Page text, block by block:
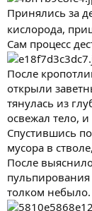
Принялись за
кислорода,
Сам процесс
После
открыли
тянулась из
освежал тело,
Спустившись
мусора в
После
толком небыло.